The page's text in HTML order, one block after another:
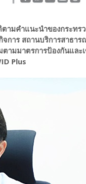
ามคำแนะนำของกระทร
การ สถานบริการสาธา
ามมาตรการป้องกันและ
Plus